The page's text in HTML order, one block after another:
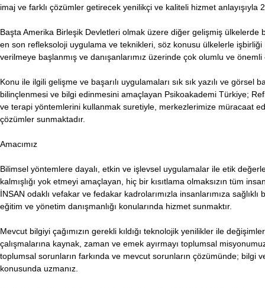
imaj ve farklı çözümler getirecek yenilikçi ve kaliteli hizmet anlayışıyla
Başta Amerika Birleşik Devletleri olmak üzere diğer gelişmiş
en son refleksoloji uygulama ve teknikleri, söz konusu ülkelerle
verilmeye başlanmış ve danışanlarımız üzerinde çok olumlu ve
Konu ile ilgili gelişme ve başarılı uygulamaları sık sık yazılı ve görsel
bilinçlenmesi ve bilgi edinmesini amaçlayan Psikoakademi Türkiye;
ve terapi yöntemlerini kullanmak suretiyle, merkezlerimize müracaat
çözümler sunmaktadır.
Amacımız
Bilimsel yöntemlere dayalı, etkin ve işlevsel uygulamalar ile etik
kalmışlığı yok etmeyi amaçlayan, hiç bir kısıtlama olmaksızın tüm
İNSAN odaklı vefakar ve fedakar kadrolarımızla insanlarımıza
eğitim ve yönetim danışmanlığı konularında hizmet sunmaktır.
Mevcut bilgiyi çağımızın gerekli kıldığı teknolojik yenilikler ile
çalışmalarına kaynak, zaman ve emek ayırmayı toplumsal
toplumsal sorunların farkında ve mevcut sorunların çözümünde; bilgi
konusunda uzmanız.